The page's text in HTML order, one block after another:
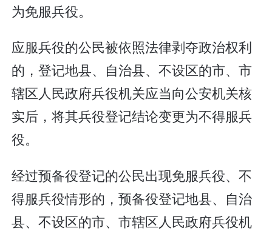
为免服兵役。
应服兵役的公民被依照法律剥夺政治权利
的，登记地县、自治县、不设区的市、市
辖区人民政府兵役机关应当向公安机关核
实后，将其兵役登记结论变更为不得服兵
役。
经过预备役登记的公民出现免服兵役、不
得服兵役情形的，预备役登记地县、自治
县、不设区的市、市辖区人民政府兵役机